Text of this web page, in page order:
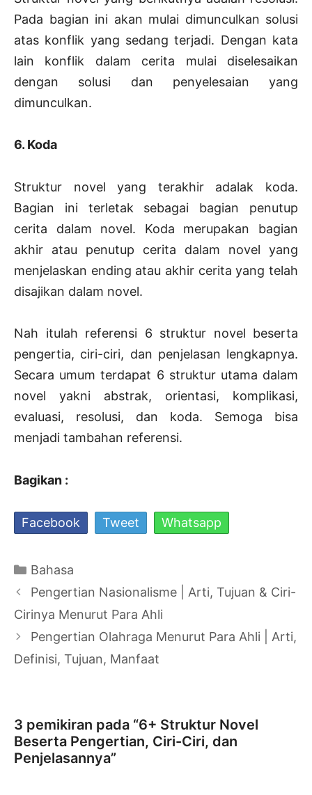
Pada bagian ini akan mulai dimunculkan solusi
atas konflik yang sedang terjadi. Dengan kata
lain konflik dalam cerita mulai diselesaikan
dengan solusi dan penyelesaian yang
dimunculkan.
6. Koda
Struktur novel yang terakhir adalak koda.
Bagian ini terletak sebagai bagian penutup
cerita dalam novel. Koda merupakan bagian
akhir atau penutup cerita dalam novel yang
menjelaskan ending atau akhir cerita yang telah
disajikan dalam novel.
Nah itulah referensi 6 struktur novel beserta
pengertia, ciri-ciri, dan penjelasan lengkapnya.
Secara umum terdapat 6 struktur utama dalam
novel yakni abstrak, orientasi, komplikasi,
evaluasi, resolusi, dan koda. Semoga bisa
menjadi tambahan referensi.
Bagikan :
Facebook Tweet Whatsapp
Kategori
Bahasa
Navigasi
Tulisan
Pengertian Nasionalisme | Arti, Tujuan & Ciri-
Cirinya Menurut Para Ahli
Pengertian Olahraga Menurut Para Ahli | Arti,
Definisi, Tujuan, Manfaat
3 pemikiran pada “6+ Struktur Novel
Beserta Pengertian, Ciri-Ciri, dan
Penjelasannya”